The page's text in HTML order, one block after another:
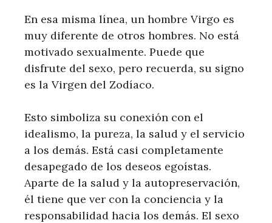
En esa misma línea, un hombre Virgo es
muy diferente de otros hombres. No está
motivado sexualmente. Puede que
disfrute del sexo, pero recuerda, su signo
es la Virgen del Zodíaco.
Esto simboliza su conexión con el
idealismo, la pureza, la salud y el servicio
a los demás. Está casi completamente
desapegado de los deseos egoístas.
Aparte de la salud y la autopreservación,
él tiene que ver con la conciencia y la
responsabilidad hacia los demás. El sexo